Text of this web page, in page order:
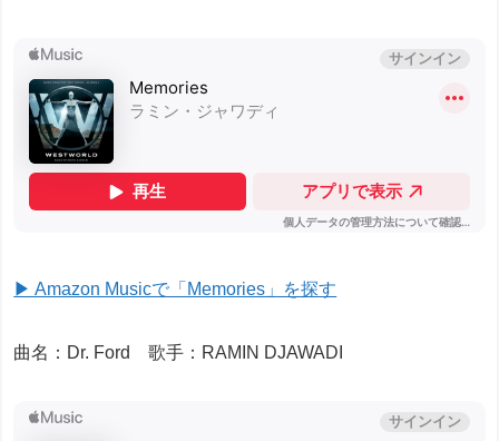
▶ Amazon Musicで「Memories」を探す
曲名：Dr. Ford 歌手：RAMIN DJAWADI